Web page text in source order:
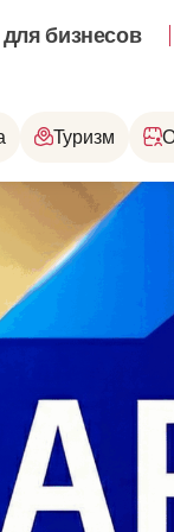
бизнесов
Туризм